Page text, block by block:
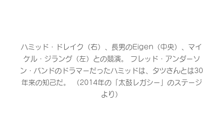
ハミッド・ドレイク（右）、長男のEigen（中央）、マイ
ケル・ジラング（左）との競演。 フレッド・アンダーソ
ン・バンドのドラマーだったハミッドは、タツさんとは30
年来の知己だ。 （2014年の「太鼓レガシー」のステージ
より）